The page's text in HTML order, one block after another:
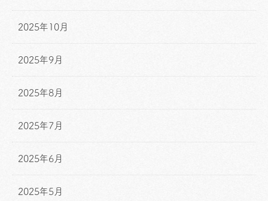
2025年10月
2025年9月
2025年8月
2025年7月
2025年6月
2025年5月